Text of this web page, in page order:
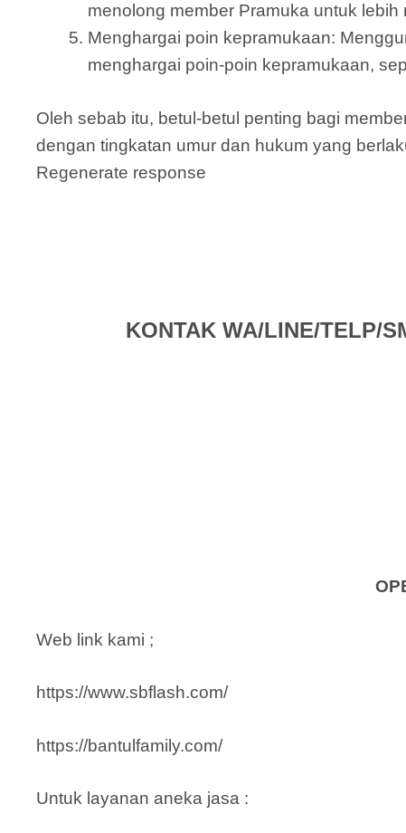
menolong member Pramuka untuk
Menghargai poin kepramukaan:
menghargai poin-poin kepramukaan,
Oleh sebab itu, betul-betul penting bagi
dengan tingkatan umur dan hukum yang
Regenerate response
KONTAK WA/LINE/TELP/
Web link kami ;
https://www.sbflash.com/
https://bantulfamily.com/
Untuk layanan aneka jasa :